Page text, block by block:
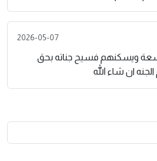
2026-05-07
ويسكنهم فسيح جناته بحق
ان شاء الله